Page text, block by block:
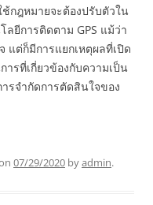
กฎหมายจะต้องปรับตัวใน
ยีการติดตาม GPS แม้ว่า
แต่ก็มีการแยกเหตุผลที่เปิด
รที่เกี่ยวข้องกับความเป็น
รจำกัดการตัดสินใจของ
07/29/2020 byadmin.